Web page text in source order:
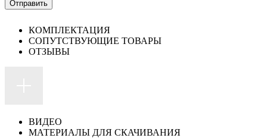
КОМПЛЕКТАЦИЯ
СОПУТСТВУЮЩИЕ ТОВАРЫ
ОТЗЫВЫ
ВИДЕО
МАТЕРИАЛЫ ДЛЯ СКАЧИВАНИЯ